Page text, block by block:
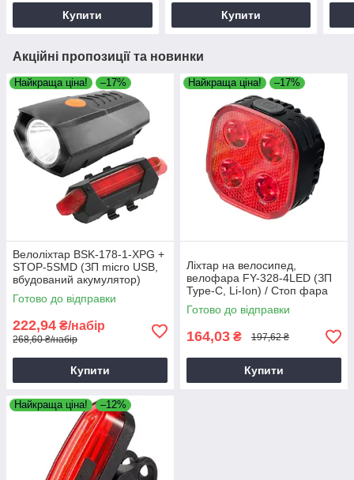
Купити Купити
Акційні пропозиції та новинки
Найкраща ціна! –17%
Велоліхтар BSK-178-1-XPG +
STOP-5SMD (ЗП micro USB,
вбудований акумулятор)
Готово до відправки
222,94 ₴/набір
268,60 ₴/набір
Купити
Найкраща ціна! –17%
Ліхтар на велосипед,
велофара FY-328-4LED (ЗП
Type-C, Li-Ion) / Стоп фара
для велосипеда
водонепроникна
Готово до відправки
164,03 ₴ 197,62 ₴
Купити
Найкраща ціна! –12%